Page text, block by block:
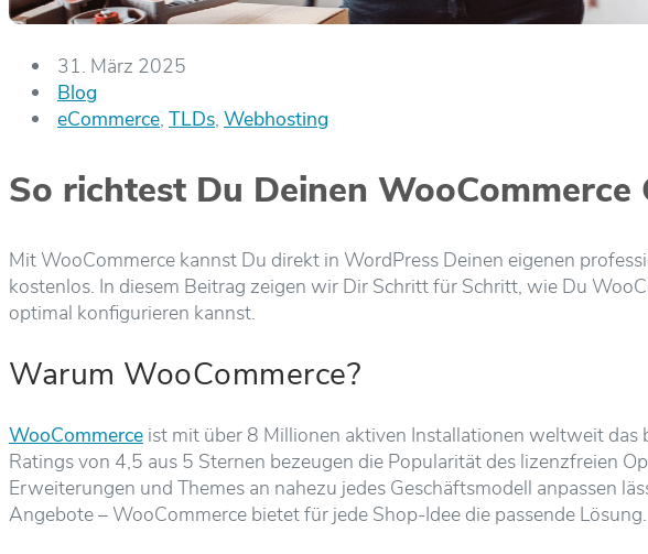
31. März 2025
Blog
eCommerce, TLDs, Webhosting
So richtest Du Deinen WooCommerce
Mit WooCommerce kannst Du direkt in WordPress Deinen eigenen
kostenlos. In diesem Beitrag zeigen wir Dir Schritt für Schritt, wie Du
optimal konfigurieren kannst.
Warum WooCommerce?
WooCommerce ist mit über 8 Millionen aktiven Installationen weltweit
Ratings von 4,5 aus 5 Sternen bezeugen die Popularität des lizenzfreien
Erweiterungen und Themes an nahezu jedes Geschäftsmodell anpassen
Angebote – WooCommerce bietet für jede Shop-Idee die passende Lösung.